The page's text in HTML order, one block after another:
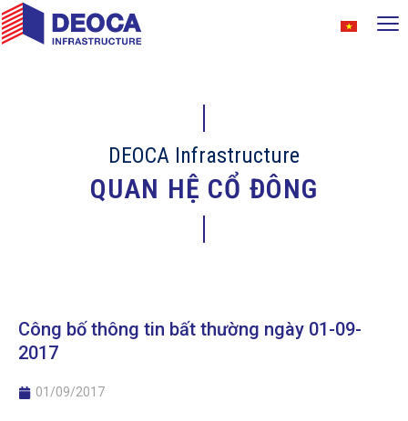
DEOCA Infrastructure
QUAN HỆ CỔ ĐÔNG
Công bố thông tin bất thường ngày 01-09-
2017
01/09/2017